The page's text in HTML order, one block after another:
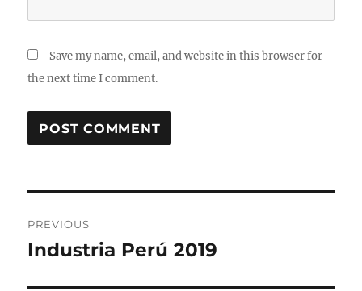
Save my name, email, and website in this browser for
the next time I comment.
navigation
PREVIOUS
Previous
Industria Perú 2019